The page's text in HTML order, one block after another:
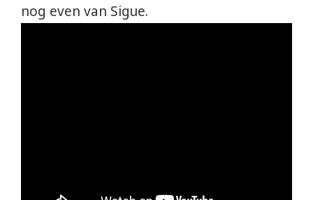
nog even van Sigue.